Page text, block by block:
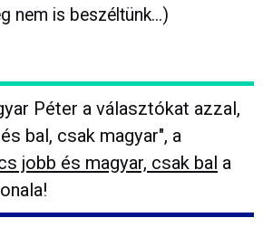
nem is beszéltünk...)
Péter a választókat azzal,
bal, csak magyar", a
jobb és magyar, csak bal a